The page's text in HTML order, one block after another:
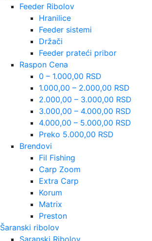
Feeder Ribolov
Hranilice
Feeder sistemi
Držači
Feeder prateći pribor
Raspon Cena
0 – 1.000,00 RSD
1.000,00 – 2.000,00 RSD
2.000,00 – 3.000,00 RSD
3.000,00 – 4.000,00 RSD
4.000,00 – 5.000,00 RSD
Preko 5.000,00 RSD
Brendovi
Fil Fishing
Carp Zoom
Extra Carp
Korum
Matrix
Preston
Šaranski ribolov
Saranski Ribolov